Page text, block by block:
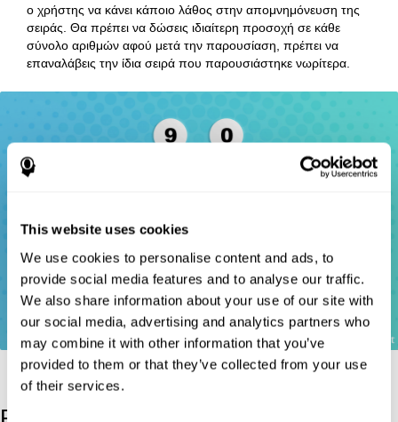
This website uses cookies
We use cookies to personalise content and ads, to
provide social media features and to analyse our traffic.
We also share information about your use of our site with
our social media, advertising and analytics partners who
may combine it with other information that you’ve
provided to them or that they’ve collected from your use
of their services.
ο χρήστης να κάνει κάποιο λάθος στην απομνημόνευση της
σειράς. Θα πρέπει να δώσεις ιδιαίτερη προσοχή σε κάθε
σύνολο αριθμών αφού μετά την παρουσίαση, πρέπει να
επαναλάβεις την ίδια σειρά που παρουσιάστηκε νωρίτερα.